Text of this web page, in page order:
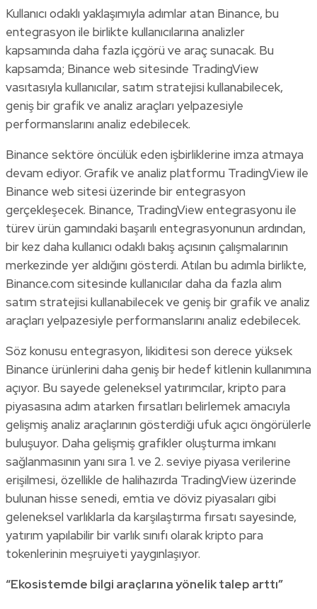
Kullanıcı odaklı yaklaşımıyla adımlar atan Binance, bu
entegrasyon ile birlikte kullanıcılarına analizler
kapsamında daha fazla içgörü ve araç sunacak. Bu
kapsamda; Binance web sitesinde TradingView
vasıtasıyla kullanıcılar, satım stratejisi kullanabilecek,
geniş bir grafik ve analiz araçları yelpazesiyle
performanslarını analiz edebilecek.
Binance sektöre öncülük eden işbirliklerine imza atmaya
devam ediyor. Grafik ve analiz platformu TradingView ile
Binance web sitesi üzerinde bir entegrasyon
gerçekleşecek. Binance, TradingView entegrasyonu ile
türev ürün gamındaki başarılı entegrasyonunun ardından,
bir kez daha kullanıcı odaklı bakış açısının çalışmalarının
merkezinde yer aldığını gösterdi. Atılan bu adımla birlikte,
Binance.com sitesinde kullanıcılar daha da fazla alım
satım stratejisi kullanabilecek ve geniş bir grafik ve analiz
araçları yelpazesiyle performanslarını analiz edebilecek.
Söz konusu entegrasyon, likiditesi son derece yüksek
Binance ürünlerini daha geniş bir hedef kitlenin kullanımına
açıyor. Bu sayede geleneksel yatırımcılar, kripto para
piyasasına adım atarken fırsatları belirlemek amacıyla
gelişmiş analiz araçlarının gösterdiği ufuk açıcı öngörülerle
buluşuyor. Daha gelişmiş grafikler oluşturma imkanı
sağlanmasının yanı sıra 1. ve 2. seviye piyasa verilerine
erişilmesi, özellikle de halihazırda TradingView üzerinde
bulunan hisse senedi, emtia ve döviz piyasaları gibi
geleneksel varlıklarla da karşılaştırma fırsatı sayesinde,
yatırım yapılabilir bir varlık sınıfı olarak kripto para
tokenlerinin meşruiyeti yaygınlaşıyor.
“Ekosistemde bilgi araçlarına yönelik talep arttı”